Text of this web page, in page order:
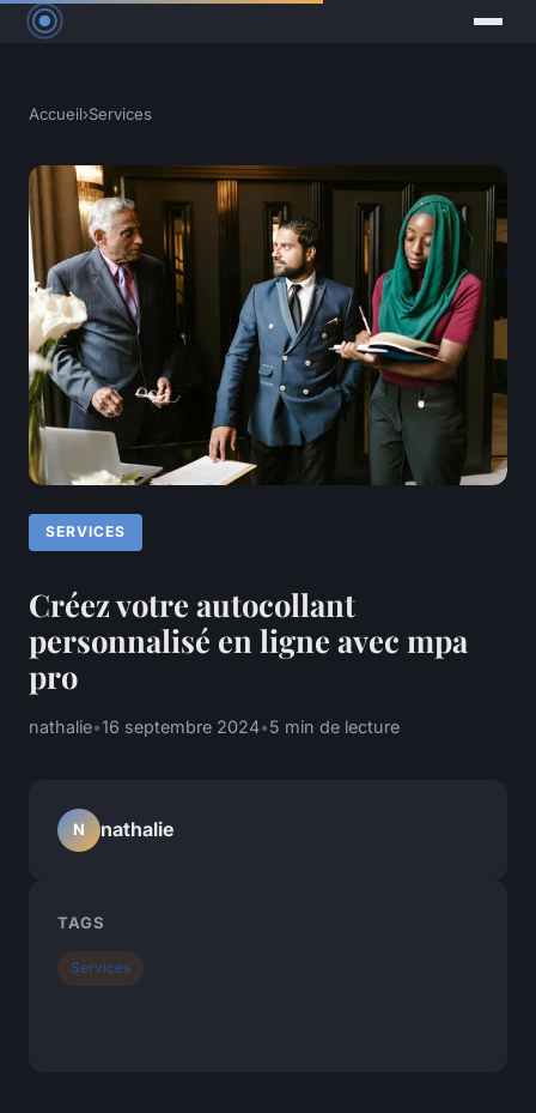
Accueil›Services
SERVICES
Créez votre autocollant
personnalisé en ligne avec mpa
pro
nathalie•16 septembre 2024•5 min de lecture
N nathalie
TAGS
Services